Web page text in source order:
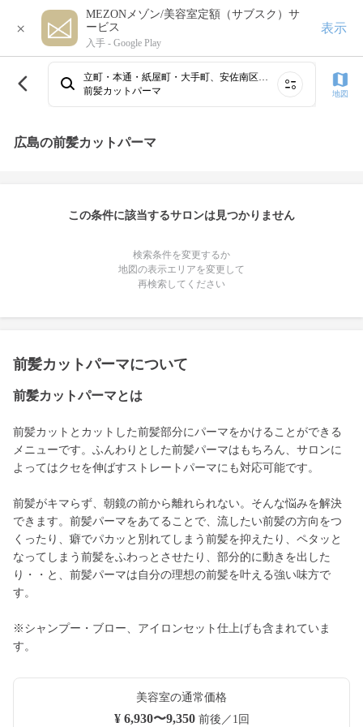
×
MEZONメゾン/美容室定額（サブスク）サ
ービス
入手 - Google Play
表示
立町・本通・紙屋町・大手町、安佐南区、西広島・井口・五日市、八丁堀・幟町・胡町、府中・海田・安芸区、袋町・中町・三川町・並木通り
前髪カットパーマ
地図
広島の前髪カットパーマ
この条件に該当するサロンは見つかりません
検索条件を変更するか
地図の表示エリアを変更して
再検索してください
前髪カットパーマについて
前髪カットパーマとは
前髪カットとカットした前髪部分にパーマをかけることができる
メニューです。ふんわりとした前髪パーマはもちろん、サロンに
よってはクセを伸ばすストレートパーマにも対応可能です。
前髪がキマらず、朝鏡の前から離れられない。そんな悩みを解決
できます。前髪パーマをあてることで、流したい前髪の方向をつ
くったり、癖でパカッと別れてしまう前髪を抑えたり、ペタッと
なってしまう前髪をふわっとさせたり、部分的に動きを出した
り・・と、前髪パーマは自分の理想の前髪を叶える強い味方で
す。
※シャンプー・ブロー、アイロンセット仕上げも含まれていま
す。
美容室の通常価格
¥ 6,930〜9,350前後／1回